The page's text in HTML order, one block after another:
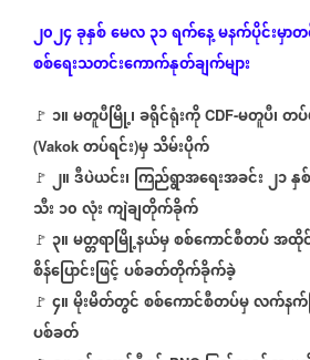
၂၀၂၄ခုနှစ်မေလ၃၁ရက်နေ့မနက်ပိုင်းမှာ
စစ်ရေးသတင်းကောက်နုတ်ချက်များ
🚩 ၁။မတူပီမြို့၊ခရိုင်ရုံးကို CDF-မတူပီ၊တ
(Vakok တပ်ရင်း)မှသိမ်းပိုက်
🚩 ၂။ဒီပဲယင်း၊ ကြည်ရွာအရေးအခင်း၂၁နှ
သီး၁၀လုံးကျဲချတိုက်ခိုက်
🚩 ၃။မတ္တရာမြို့နယ်မှစစ်ကောင်စီတပ်အထို
စိန်ပြောင်းဖြင့်ပစ်ခတ်တိုက်ခိုက်ခဲ့
🚩 ၄။မိုးမိတ်တွင်စစ်ကောင်စီတပ်မှလက်နက်
ပစ်ခတ်